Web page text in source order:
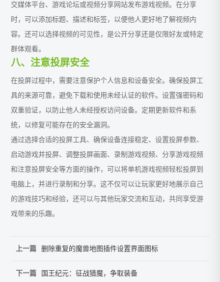
交媒体平台、游戏论坛或视频分享网站发布游戏视频。在分享
时，可以添加标题、描述和标签，以便他人更好地了解视频内
容。还可以选择视频的可见性，是公开分享还是仅限好友或特定
群体观看。
八、注意投屏安全
在投屏过程中，需要注意保护个人信息和设备安全。确保投屏工
具的来源可靠，避免下载和使用未经认证的软件。设置强密码和
双重验证，以防止他人未经授权访问设备。定期更新软件和系
统，以修复可能存在的安全漏洞。
通过选择合适的投屏工具、确保设备连接稳定、设置投屏参数、
启动游戏并投屏、调整投屏画面、录制游戏视频、分享游戏视频
和注意投屏安全等方面的操作，可以将单机游戏视频轻松投屏到
电脑上，并进行录制和分享。这不仅可以让玩家更好地展示自己
的游戏技巧和经验，还可以与其他玩家交流和互动，共同享受游
戏带来的乐趣。
上一篇 删除重复的魔兽地图插件设置界面图标
下一篇 国王纪元：征战猎魔，争取装备